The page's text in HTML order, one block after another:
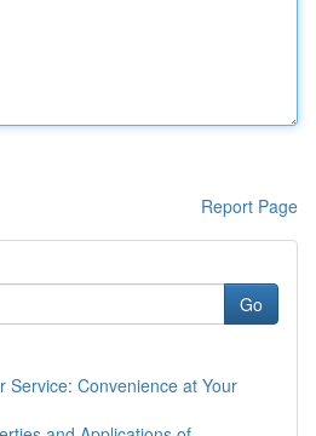
Report Page
Go
Service: Convenience at Your